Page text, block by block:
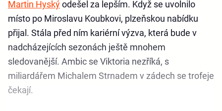
Martin Hyskýodešel za lepším. Když se uvolnilo
místo po Miroslavu Koubkovi, plzeňskou nabídku
přijal. Stála před ním kariérní výzva, která bude v
nadcházejících sezonách ještě mnohem
sledovanější. Ambic se Viktoria nezříká, s
miliardářem Michalem Strnadem v zádech se trofeje
čekají.